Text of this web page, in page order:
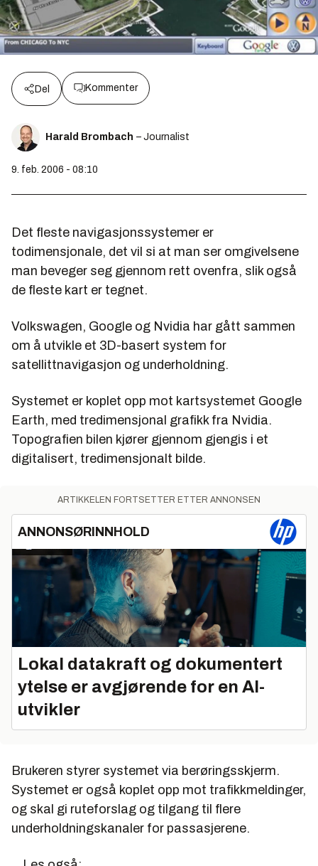
Del Kommenter
Harald Brombach – Journalist
9. feb. 2006 - 08:10
Det fleste navigasjonssystemer er
todimensjonale, det vil si at man ser omgivelsene
man beveger seg gjennom rett ovenfra, slik også
de fleste kart er tegnet.
Volkswagen, Google og Nvidia har gått sammen
om å utvikle et 3D-basert system for
satellittnavigasjon og underholdning.
Systemet er koplet opp mot kartsystemet Google
Earth, med tredimensjonal grafikk fra Nvidia.
Topografien bilen kjører gjennom gjengis i et
digitalisert, tredimensjonalt bilde.
ARTIKKELEN FORTSETTER ETTER ANNONSEN
ANNONSØRINNHOLD
Lokal datakraft og dokumentert
ytelse er avgjørende for en AI-
utvikler
Brukeren styrer systemet via berøringsskjerm.
Systemet er også koplet opp mot trafikkmeldinger,
og skal gi ruteforslag og tilgang til flere
underholdningskanaler for passasjerene.